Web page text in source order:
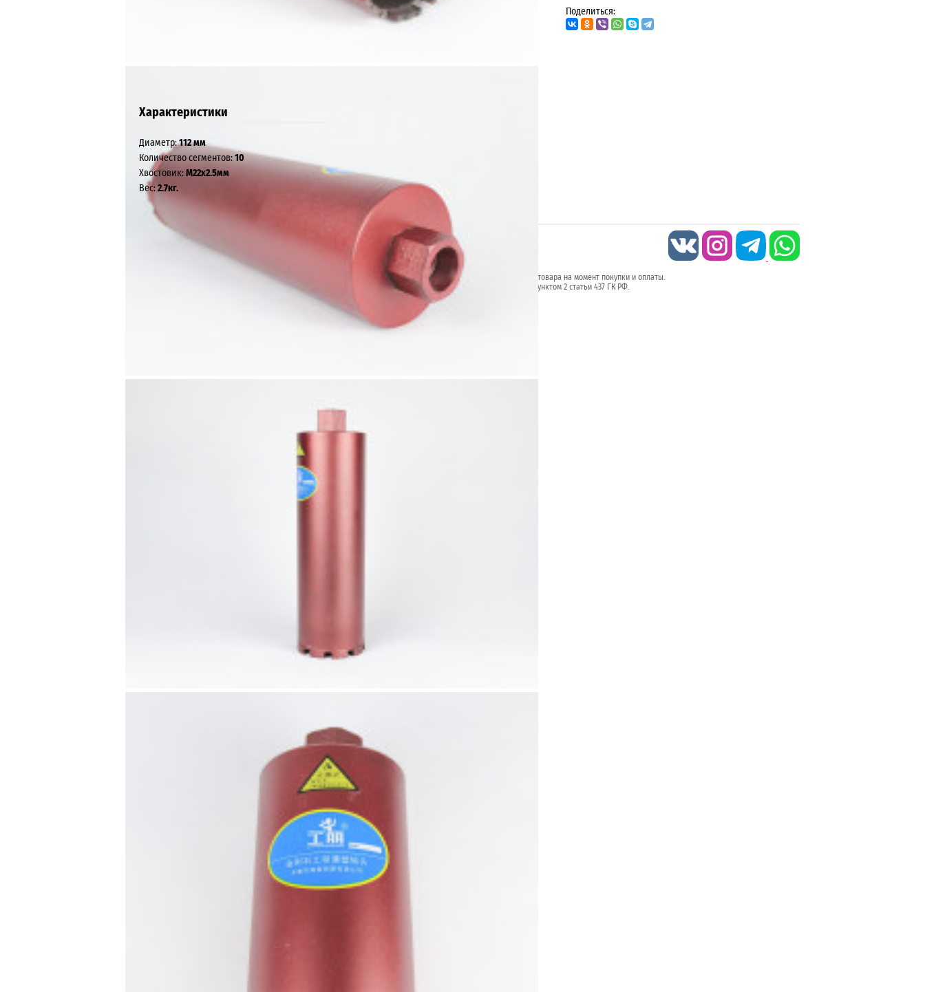
Поделиться:
Характеристики
Диаметр:112 мм
Количество сегментов:10
Хвостовик:М22х2.5мм
Вес:2.7кг.
Интернет-магазин KEN Russia, 2026
Контакты: +7 (920) 944-57-44,
Технические характеристики товара могут отличаться от указанных на сайте, уточняйте технические характеристики товара на момент покупки и оплаты.
Вся информация на сайте о товарах носит справочный характер и не является публичной офертой в соответствии с пунктом 2 статьи 437 ГК РФ.
Убедительно просим Вас при покупке проверять наличие желаемых функций и характеристик.